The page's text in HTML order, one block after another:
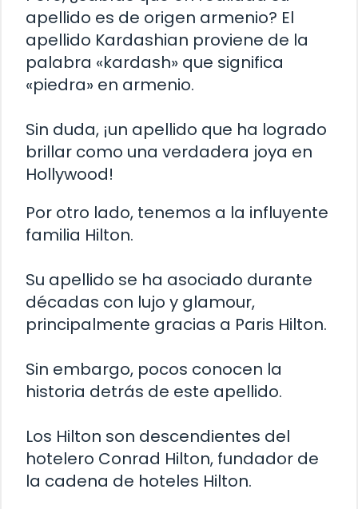
apellido es de origen armenio? El
apellido Kardashian proviene de la
palabra «kardash» que significa
«piedra» en armenio.
Sin duda, ¡un apellido que ha logrado
brillar como una verdadera joya en
Hollywood!
Por otro lado, tenemos a la influyente
familia Hilton.
Su apellido se ha asociado durante
décadas con lujo y glamour,
principalmente gracias a Paris Hilton.
Sin embargo, pocos conocen la
historia detrás de este apellido.
Los Hilton son descendientes del
hotelero Conrad Hilton, fundador de
la cadena de hoteles Hilton.